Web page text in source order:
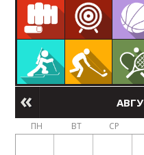
ПН ВТ СР